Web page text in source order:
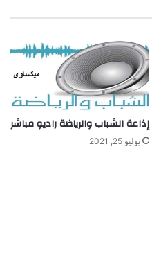
إذاعة الشباب والرياضة راديو مباشر
يوليو 25, 2021